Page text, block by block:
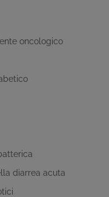
oncologico
diarrea acuta